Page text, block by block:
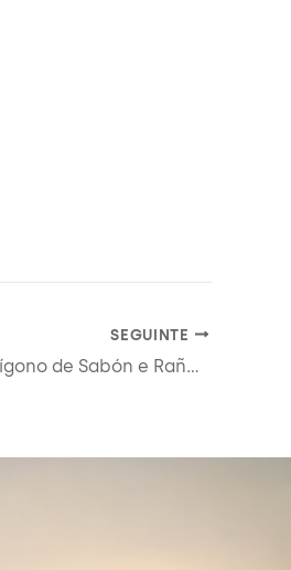
SEGUINTE
Corte de auga programado no Polígono de Sabón e Rañal o 14 de Abril de 2026